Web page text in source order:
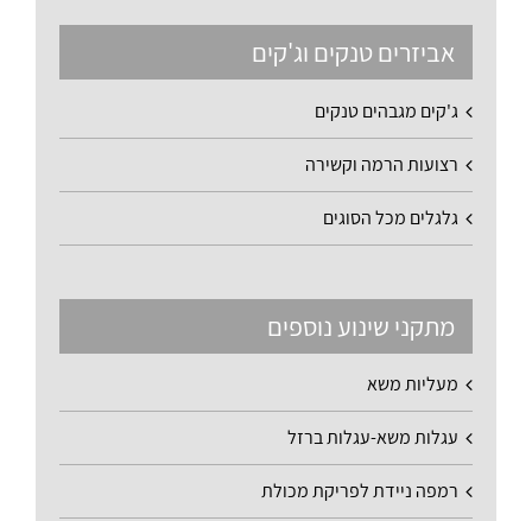
אביזרים טנקים וג'קים
ג'קים מגבהים טנקים
רצועות הרמה וקשירה
גלגלים מכל הסוגים
מתקני שינוע נוספים
מעליות משא
עגלות משא-עגלות ברזל
רמפה ניידת לפריקת מכולת